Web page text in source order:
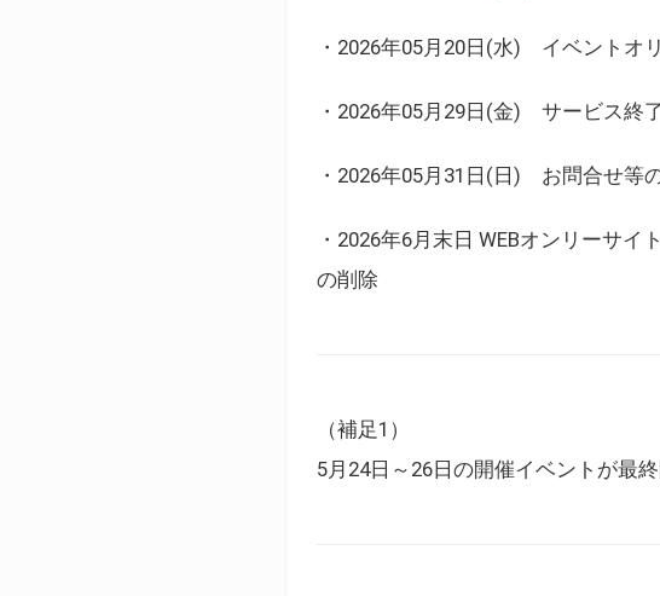
・2026年05月20日(水) イベントオ
・2026年05月29日(金) サービス終
・2026年05月31日(日) お問合せ等
・2026年6月末日 WEBオンリーサ
の削除
（補足1）
5月24日～26日の開催イベントが最